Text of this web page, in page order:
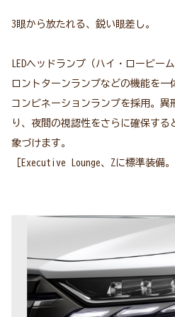
3眼から放たれる、鋭い眼差し。
LEDヘッドランプ（ハイ・ロービー
ロントターンランプなどの機能を一
コンビネーションランプを採用。異
り、夜間の視認性をさらに確保する
象づけます。
［Executive Lounge、Zに標準装備